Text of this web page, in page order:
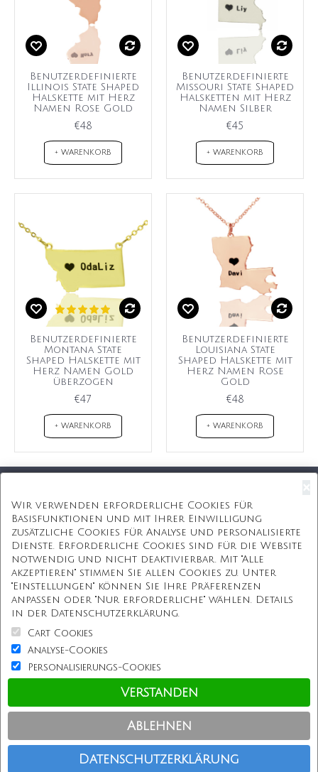
Benutzerdefinierte
Illinois State Shaped
Halskette mit Herz
Namen Rose Gold
€48
+ WARENKORB
Benutzerdefinierte
Missouri State Shaped
Halsketten mit Herz
Namen Silber
€45
+ WARENKORB
Benutzerdefinierte
Montana State
Shaped Halskette mit
Herz Namen Gold
überzogen
€47
+ WARENKORB
Benutzerdefinierte
Louisiana State
Shaped Halskette mit
Herz Namen Rose
Gold
€48
+ WARENKORB
Kostenlose Geschenkbox
Kostenlose Gravur
Unbegrenzte Redesign
ÜBER UNS
Information
Kundenservice
Einkaufen bei uns
Copyright © Personalisierterekette.De, Alle Rechte vorbehalten.
Wir verwenden erforderliche Cookies für
Basisfunktionen und mit Ihrer Einwilligung
zusätzliche Cookies für Analyse und personalisierte
Dienste. Erforderliche Cookies sind für die Website
notwendig und nicht deaktivierbar. Mit "Alle
akzeptieren" stimmen Sie allen Cookies zu. Unter
"Einstellungen" können Sie Ihre Präferenzen
anpassen oder "Nur erforderliche" wählen. Details
in der Datenschutzerklärung.
Cart Cookies
Analyse-Cookies
Personalisierungs-Cookies
Verstanden
Ablehnen
Datenschutzerklärung